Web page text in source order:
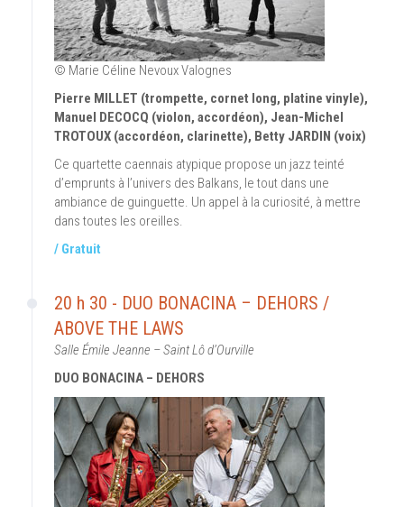
© Marie Céline Nevoux Valognes
Pierre MILLET (trompette, cornet long, platine vinyle),
Manuel DECOCQ (violon, accordéon), Jean-Michel
TROTOUX (accordéon, clarinette), Betty JARDIN (voix)
Ce quartette caennais atypique propose un jazz teinté
d’emprunts à l’univers des Balkans, le tout dans une
ambiance de guinguette. Un appel à la curiosité, à mettre
dans toutes les oreilles.
/ Gratuit
20 h 30 - DUO BONACINA – DEHORS /
ABOVE THE LAWS
Salle Émile Jeanne – Saint Lô d’Ourville
DUO BONACINA – DEHORS